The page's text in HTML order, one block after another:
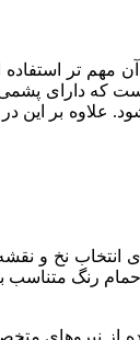
آن مهم تر
علاوه بر این در
انتخاب نخ و
حمام رنگ